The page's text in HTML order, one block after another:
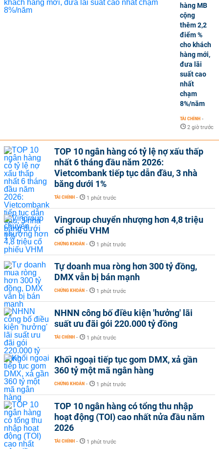
hàng MB
cộng
thêm 2,2
điểm %
cho khách
hàng mới,
đưa lãi
suất cao
nhất
chạm
8%/năm
TÀI CHÍNH -
2 giờ trước
TOP 10 ngân hàng có tỷ lệ nợ xấu thấp
nhất 6 tháng đầu năm 2026:
Vietcombank tiếp tục dẫn đầu, 3 nhà
băng dưới 1%
TÀI CHÍNH - 1 phút trước
Vingroup chuyển nhượng hơn 4,8 triệu
cổ phiếu VHM
CHỨNG KHOÁN - 1 phút trước
Tự doanh mua ròng hơn 300 tỷ đồng,
DMX vẫn bị bán mạnh
CHỨNG KHOÁN - 1 phút trước
NHNN công bố điều kiện 'hưởng' lãi
suất ưu đãi gói 220.000 tỷ đồng
TÀI CHÍNH - 1 phút trước
Khối ngoại tiếp tục gom DMX, xả gần
360 tỷ một mã ngân hàng
CHỨNG KHOÁN - 1 phút trước
TOP 10 ngân hàng có tổng thu nhập
hoạt động (TOI) cao nhất nửa đầu năm
2026
TÀI CHÍNH - 1 phút trước